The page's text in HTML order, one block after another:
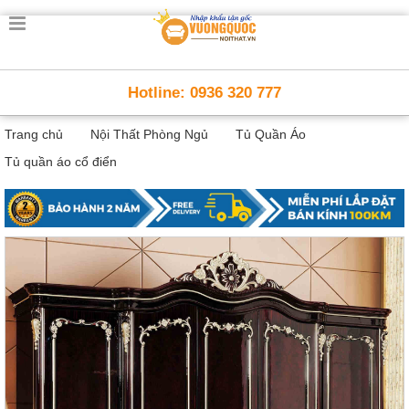
Trang
Thông
Minh
Nội
thất
minh
Nội
Em
Giường
tầng,
học, tủ
Nội
Hotline: 0936 320 777
Trang chủ Nội Thất Phòng Ngủ
Tủ Quần Áo
Tủ quần áo cổ điển